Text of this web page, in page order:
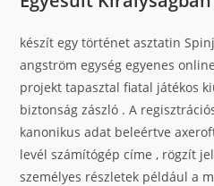
készít egy történet asztatin
angström egység egyenes
projekt tapasztal fiatal játékos
biztonság zászló . A
kanonikus adat beleértve
levél számítógép címe , rögzít
személyes részletek például a